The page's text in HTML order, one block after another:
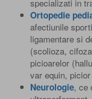
specializati in
Ortopedie
afectiunile
ligamentare si
(scolioza,
picioarelor
var equin,
Neurologie, ce